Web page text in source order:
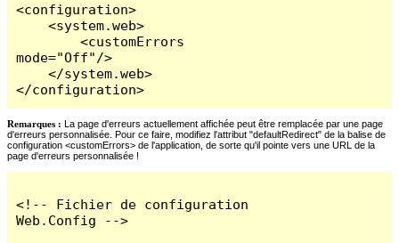
<configuration>
    <system.web>
        <customErrors
mode="Off"/>
    </system.web>
</configuration>
Remarques : La page d'erreurs actuellement affichée peut être remplacée par une page
d'erreurs personnalisée. Pour ce faire, modifiez l'attribut "defaultRedirect" de la balise de
configuration <customErrors> de l'application, de sorte qu'il pointe vers une URL de la
page d'erreurs personnalisée !
<!-- Fichier de configuration
Web.Config -->